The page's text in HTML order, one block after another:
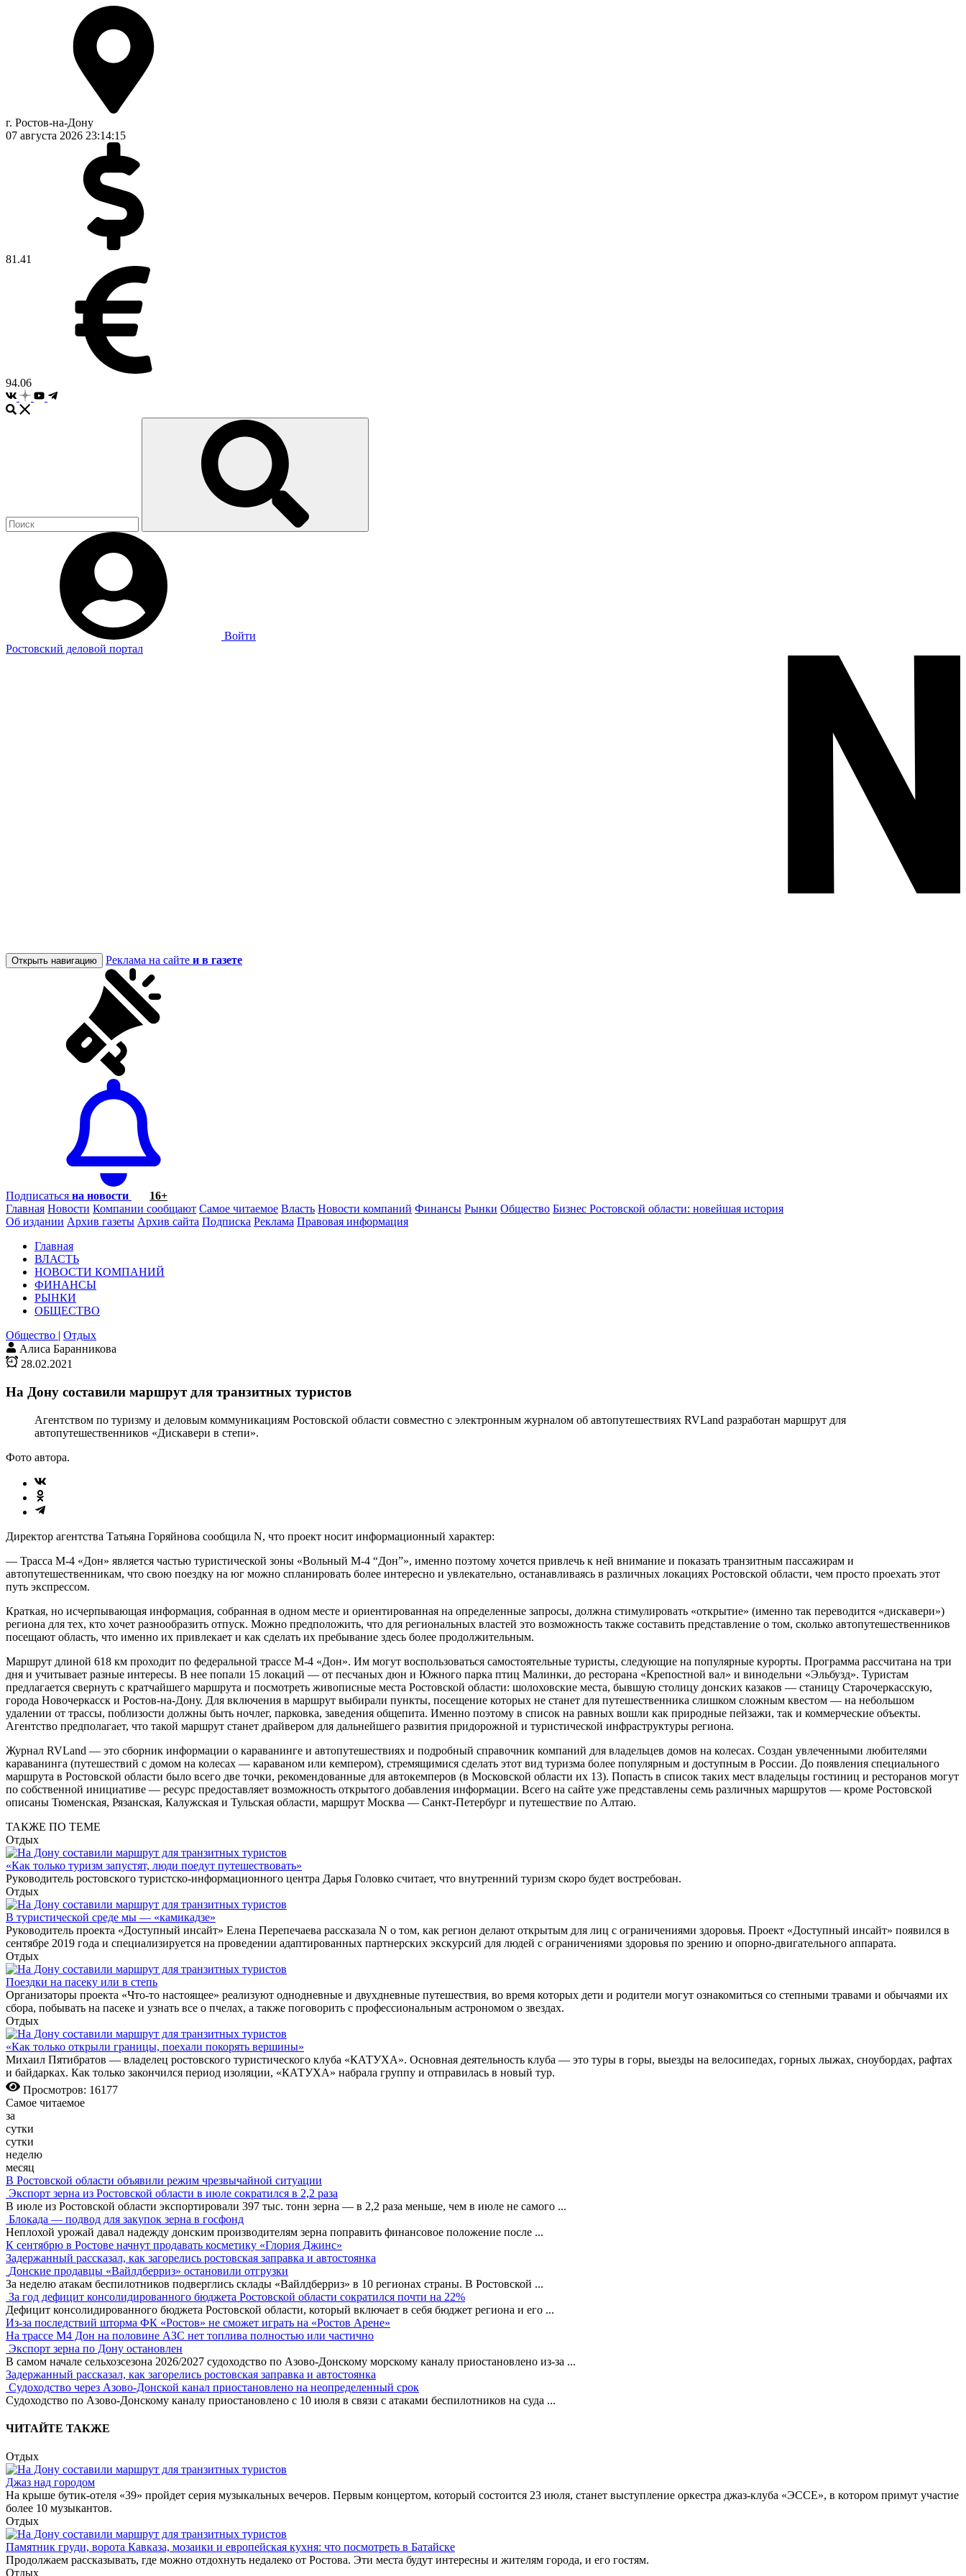
г. Ростов-на-Дону
07 августа 2026 23:14:16
81.41
94.06
Войти
Ростовский деловой портал
Открыть навигацию Реклама на сайте и в газете
Подписаться на новости
16+
Главная Новости Компании сообщают Самое читаемое Власть Новости компаний Финансы Рынки Общество Бизнес Ростовской области: новейшая история
Об издании Архив газеты Архив сайта Подписка Реклама Правовая информация
Главная
ВЛАСТЬ
НОВОСТИ КОМПАНИЙ
ФИНАНСЫ
РЫНКИ
ОБЩЕСТВО
Общество | Отдых
Алиса Баранникова
28.02.2021
На Дону составили маршрут для транзитных туристов
Агентством по туризму и деловым коммуникациям Ростовской области совместно с электронным журналом об автопутешествиях RVLand разработан маршрут для
автопутешественников «Дискавери в степи».
Фото автора.
Директор агентства Татьяна Горяйнова сообщила N, что проект носит информационный характер:
— Трасса М-4 «Дон» является частью туристической зоны «Вольный М-4 “Дон”», именно поэтому хочется привлечь к ней внимание и показать транзитным пассажирам и
автопутешественникам, что свою поездку на юг можно спланировать более интересно и увлекательно, останавливаясь в различных локациях Ростовской области, чем просто проехать этот
путь экспрессом.
Краткая, но исчерпывающая информация, собранная в одном месте и ориентированная на определенные запросы, должна стимулировать «открытие» (именно так переводится «дискавери»)
региона для тех, кто хочет разнообразить отпуск. Можно предположить, что для региональных властей это возможность также составить представление о том, сколько автопутешественников
посещают область, что именно их привлекает и как сделать их пребывание здесь более продолжительным.
Маршрут длиной 618 км проходит по федеральной трассе М-4 «Дон». Им могут воспользоваться самостоятельные туристы, следующие на популярные курорты. Программа рассчитана на три
дня и учитывает разные интересы. В нее попали 15 локаций — от песчаных дюн и Южного парка птиц Малинки, до ресторана «Крепостной вал» и винодельни «Эльбузд». Туристам
предлагается свернуть с кратчайшего маршрута и посмотреть живописные места Ростовской области: шолоховские места, бывшую столицу донских казаков — станицу Старочеркасскую,
города Новочеркасск и Ростов-на-Дону. Для включения в маршрут выбирали пункты, посещение которых не станет для путешественника слишком сложным квестом — на небольшом
удалении от трассы, поблизости должны быть ночлег, парковка, заведения общепита. Именно поэтому в список на равных вошли как природные пейзажи, так и коммерческие объекты.
Агентство предполагает, что такой маршрут станет драйвером для дальнейшего развития придорожной и туристической инфраструктуры региона.
Журнал RVLand — это сборник информации о караванинге и автопутешествиях и подробный справочник компаний для владельцев домов на колесах. Создан увлеченными любителями
караванинга (путешествий с домом на колесах — караваном или кемпером), стремящимися сделать этот вид туризма более популярным и доступным в России. До появления специального
маршрута в Ростовской области было всего две точки, рекомендованные для автокемперов (в Московской области их 13). Попасть в список таких мест владельцы гостиниц и ресторанов могут
по собственной инициативе — ресурс предоставляет возможность открытого добавления информации. Всего на сайте уже представлены семь различных маршрутов — кроме Ростовской
описаны Тюменская, Рязанская, Калужская и Тульская области, маршрут Москва — Санкт-Петербург и путешествие по Алтаю.
ТАКЖЕ ПО ТЕМЕ
Отдых
«Как только туризм запустят, люди поедут путешествовать»
Руководитель ростовского туристско-информационного центра Дарья Головко считает, что внутренний туризм скоро будет востребован.
Отдых
В туристической среде мы — «камикадзе»
Руководитель проекта «Доступный инсайт» Елена Перепечаева рассказала N о том, как регион делают открытым для лиц с ограничениями здоровья. Проект «Доступный инсайт» появился в
сентябре 2019 года и специализируется на проведении адаптированных партнерских экскурсий для людей с ограничениями здоровья по зрению и опорно-двигательного аппарата.
Отдых
Поездки на пасеку или в степь
Организаторы проекта «Что-то настоящее» реализуют однодневные и двухдневные путешествия, во время которых дети и родители могут ознакомиться со степными травами и обычаями их
сбора, побывать на пасеке и узнать все о пчелах, а также поговорить с профессиональным астрономом о звездах.
Отдых
«Как только открыли границы, поехали покорять вершины»
Михаил Пятибратов — владелец ростовского туристического клуба «КАТУХА». Основная деятельность клуба — это туры в горы, выезды на велосипедах, горных лыжах, сноубордах, рафтах
и байдарках. Как только закончился период изоляции, «КАТУХА» набрала группу и отправилась в новый тур.
Просмотров: 16177
Самое читаемое
за
сутки
сутки
неделю
месяц
В Ростовской области объявили режим чрезвычайной ситуации
Экспорт зерна из Ростовской области в июле сократился в 2,2 раза
В июле из Ростовской области экспортировали 397 тыс. тонн зерна — в 2,2 раза меньше, чем в июле не самого ...
Блокада — подвод для закупок зерна в госфонд
Неплохой урожай давал надежду донским производителям зерна поправить финансовое положение после ...
К сентябрю в Ростове начнут продавать косметику «Глория Джинс»
Задержанный рассказал, как загорелись ростовская заправка и автостоянка
Донские продавцы «Вайлдберриз» остановили отгрузки
За неделю атакам беспилотников подверглись склады «Вайлдберриз» в 10 регионах страны. В Ростовской ...
За год дефицит консолидированного бюджета Ростовской области сократился почти на 22%
Дефицит консолидированного бюджета Ростовской области, который включает в себя бюджет региона и его ...
Из-за последствий шторма ФК «Ростов» не сможет играть на «Ростов Арене»
На трассе М4 Дон на половине АЗС нет топлива полностью или частично
Экспорт зерна по Дону остановлен
В самом начале сельхозсезона 2026/2027 судоходство по Азово-Донскому морскому каналу приостановлено из-за ...
Задержанный рассказал, как загорелись ростовская заправка и автостоянка
Судоходство через Азово-Донской канал приостановлено на неопределенный срок
Судоходство по Азово-Донскому каналу приостановлено с 10 июля в связи с атаками беспилотников на суда ...
ЧИТАЙТЕ ТАКЖЕ
Отдых
Джаз над городом
На крыше бутик-отеля «39» пройдет серия музыкальных вечеров. Первым концертом, который состоится 23 июля, станет выступление оркестра джаз-клуба «ЭССЕ», в котором примут участие
более 10 музыкантов.
Отдых
Памятник груди, ворота Кавказа, мозаики и европейская кухня: что посмотреть в Батайске
Продолжаем рассказывать, где можно отдохнуть недалеко от Ростова. Эти места будут интересны и жителям города, и его гостям.
Отдых